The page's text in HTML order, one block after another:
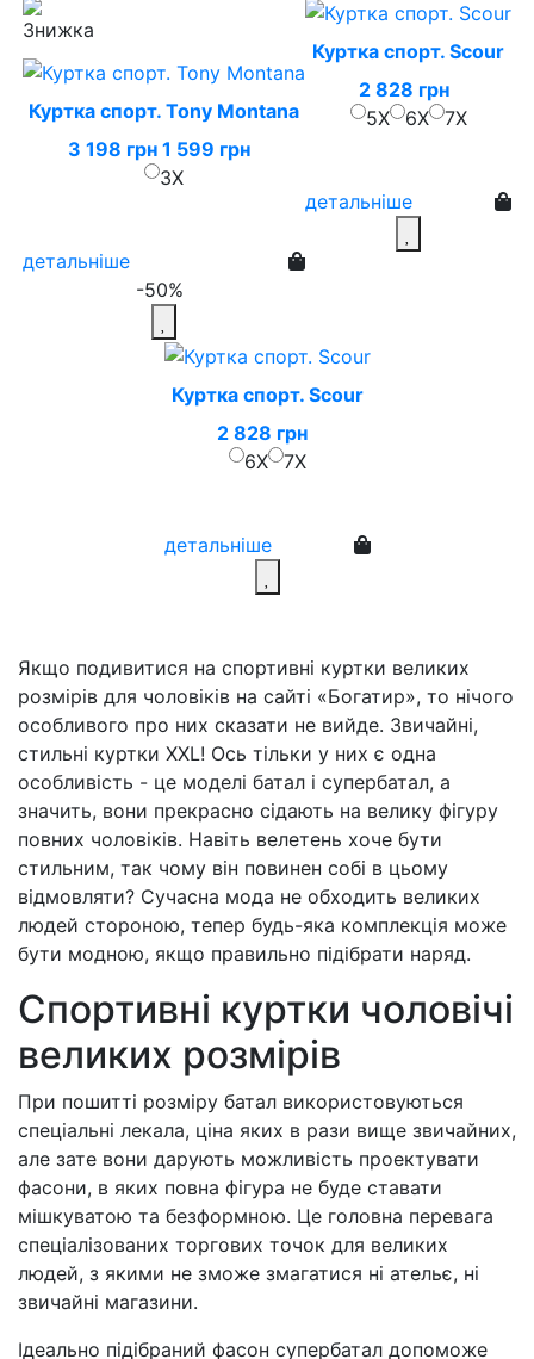
Куртка спорт. Tony Montana
3 198 грн 1 599 грн
3X
детальніше
-50%
Куртка спорт. Scour
2 828 грн
5X
6X 7X
детальніше
Куртка спорт. Scour
2 828 грн
6X
7X
детальніше
Якщо подивитися на спортивні куртки великих
розмірів для чоловіків на сайті «Богатир», то нічого
особливого про них сказати не вийде. Звичайні,
стильні куртки XXL! Ось тільки у них є одна
особливість - це моделі батал і супербатал, а
значить, вони прекрасно сідають на велику фігуру
повних чоловіків. Навіть велетень хоче бути
стильним, так чому він повинен собі в цьому
відмовляти? Сучасна мода не обходить великих
людей стороною, тепер будь-яка комплекція може
бути модною, якщо правильно підібрати наряд.
Спортивні куртки чоловічі
великих розмірів
При пошитті розміру батал використовуються
спеціальні лекала, ціна яких в рази вище звичайних,
але зате вони дарують можливість проектувати
фасони, в яких повна фігура не буде ставати
мішкуватою та безформною. Це головна перевага
спеціалізованих торгових точок для великих
людей, з якими не зможе змагатися ні ательє, ні
звичайні магазини.
Ідеально підібраний фасон супербатал допоможе